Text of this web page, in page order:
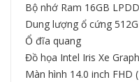
Bộ nhớ Ram 16GB
Dung lượng ổ cứng
Ổ đĩa quang
Đồ họa Intel Iris Xe
Màn hình 14.0 inch FHD